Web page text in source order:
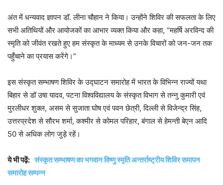
अंत में धन्यवाद ज्ञापन डॉ. लीना चौहान ने किया। उन्होंने शिविर की सफलता के लिए
सभी अतिथियों और आयोजकों का आभार व्यक्त किया और कहा, “महर्षि अरविन्द की
स्मृति को जीवंत रखते हुए हम संस्कृत के माध्यम से उनके विचारों को जन-जन तक
पहुँचाने का प्रयास करेंगे।”
इस संस्कृत सम्भाषण शिविर के उद्घाटन समारोह में भारत के विभिन्न राज्यों यथा
बिहार से डॉ उषा यादव, पटना विश्वविद्यालय के संस्कृत विभाग से तन्नु कुमारी एवं
मुरलीधर शुक्ल, असम से सुजाता घोष एवं पवन छेत्री, दिल्ली से विजेन्द्र सिंह,
उत्तरप्रदेश से सौरभ शर्मा, कश्मीर से कोमल परिहार, बंगाल से हेमन्ती बेएन आदि
50 से अधिक लोग जुड़े रहें।
ये भी पढ़ें:संस्कृत सम्भाषण का भगवान विष्णु स्मृति अन्तर्राष्ट्रीय शिविर समापन
समारोह सम्पन्न